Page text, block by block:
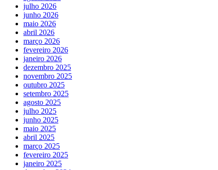
julho 2026
junho 2026
maio 2026
abril 2026
março 2026
fevereiro 2026
janeiro 2026
dezembro 2025
novembro 2025
outubro 2025
setembro 2025
agosto 2025
julho 2025
junho 2025
maio 2025
abril 2025
março 2025
fevereiro 2025
janeiro 2025